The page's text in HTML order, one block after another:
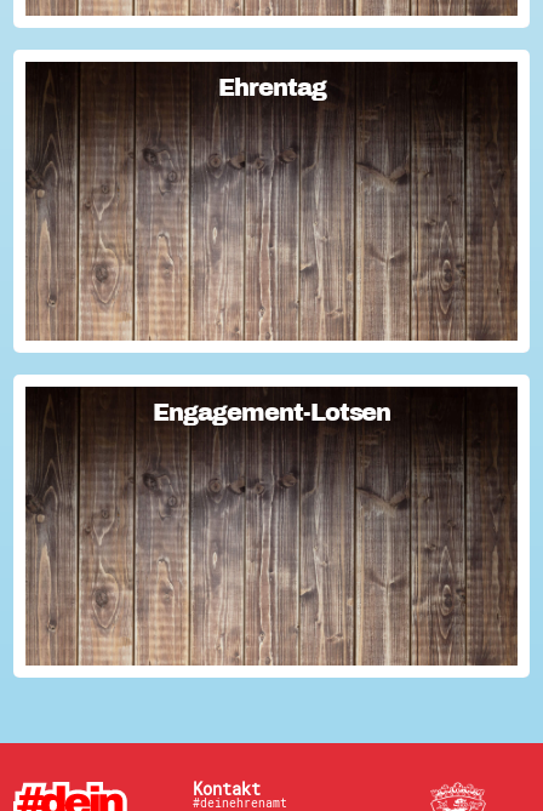
Ehrentag
Ehrentag
Macht den Ehrentag mit eurer Aktion zu eurem "hessischen
Ehrentag"...
Engagement-Lotsen
Engagement-Lotsen
Engagement-Lotsen tragen zu einer lebendigen
Engagementkultur und damit zu einer höheren
Lebensqualität für sich und andere bei. Sie bringen ihre
Erfahrungen im bürgerschaftlichen Engagement ein und ü...
Kontakt
#deinehrenamt